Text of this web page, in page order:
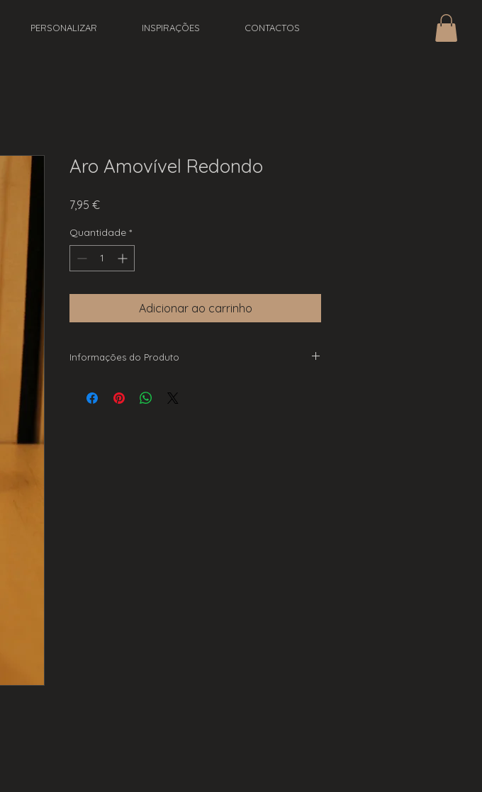
PERSONALIZAR INSPIRAÇÕES CONTACTOS
Aro Amovível Redondo
7,95 €Preço
Quantidade *
Adicionar ao carrinho
Informações do Produto
93mm x 40mm